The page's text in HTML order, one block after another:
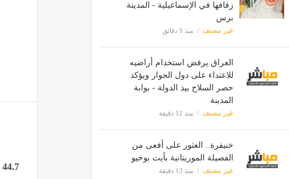
زفافها في الإسماعيلية - المدينة
برس
غير مصنف منذ 9 دقائق
العراق يرفض استخدام أراضيه
للاعتداء على دول الجوار ويؤكد
حصر السلاح بيد الدولة - بوابة
المدينة
غير مصنف منذ 12 دقيقة
خنيفرة.. العثور على أفعى من
الفصيلة الموريتانية بأيت بوخيو
غير مصنف منذ 13 دقيقة